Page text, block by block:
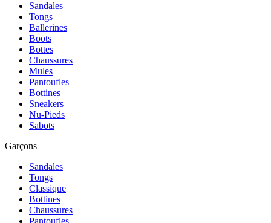
Sandales
Tongs
Ballerines
Boots
Bottes
Chaussures
Mules
Pantoufles
Bottines
Sneakers
Nu-Pieds
Sabots
Garçons
Sandales
Tongs
Classique
Bottines
Chaussures
Pantoufles